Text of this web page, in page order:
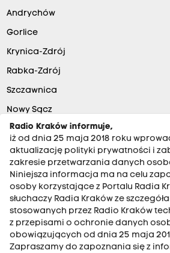
Andrychów
Gorlice
Krynica-Zdrój
Rabka-Zdrój
Szczawnica
Nowy Sącz
RADIO KRAKÓW SA. Aleja Juliusza
Kraków
Radio Kraków informuje,
iż od dnia 25 maja 2018 roku
aktualizację polityki prywatności i
zakresie przetwarzania danych
Niniejsza informacja ma na celu
osoby korzystające z Portalu Radia
słuchaczy Radia Kraków ze
stosowanych przez Radio Kraków
z przepisami o ochronie danych
obowiązujących od dnia 25 maja
Zapraszamy do zapoznania się z